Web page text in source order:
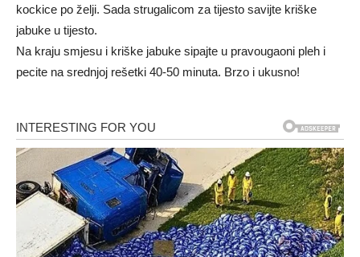
kockice po želji. Sada strugalicom za tijesto savijte kriške
jabuke u tijesto.
Na kraju smjesu i kriške jabuke sipajte u pravougaoni pleh i
pecite na srednjoj rešetki 40-50 minuta. Brzo i ukusno!